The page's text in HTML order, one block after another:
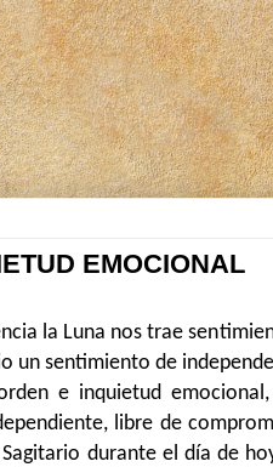
EMOCIONAL
la Luna nos trae
un sentimiento de
e inquietud
libre de
durante el día de